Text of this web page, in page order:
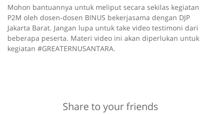
Mohon bantuannya untuk meliput secara sekilas kegiatan
P2M oleh dosen-dosen BINUS bekerjasama dengan DJP
Jakarta Barat. Jangan lupa untuk take video testimoni dari
beberapa peserta. Materi video ini akan diperlukan untuk
kegiatan #GREATERNUSANTARA.
Share to your friends